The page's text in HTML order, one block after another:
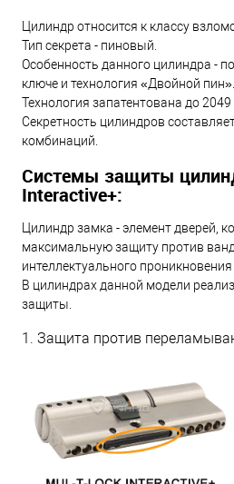
Цилиндр относится к классу
Тип секрета - пиновый.
Особенность данного цилиндра -
ключе и технология «Двойной пин».
Технология запатентована до 2049
Секретность цилиндров
комбинаций.
Системы защиты
Interactive+:
Цилиндр замка - элемент дверей,
максимальную защиту против
интеллектуального
В цилиндрах данной модели
защиты.
1. Защита против